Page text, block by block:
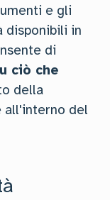
e gli
disponibili in
di
ciò che
della
all'interno del